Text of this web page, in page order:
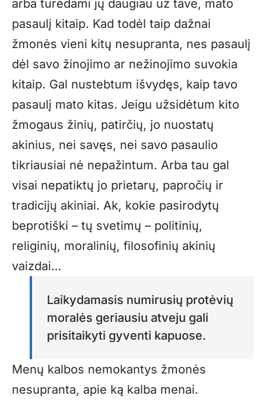
arba turėdami jų daugiau už tave, mato
pasaulį kitaip. Kad todėl taip dažnai
žmonės vieni kitų nesupranta, nes pasaulį
dėl savo žinojimo ar nežinojimo suvokia
kitaip. Gal nustebtum išvydęs, kaip tavo
pasaulį mato kitas. Jeigu užsidėtum kito
žmogaus žinių, patirčių, jo nuostatų
akinius, nei savęs, nei savo pasaulio
tikriausiai nė nepažintum. Arba tau gal
visai nepatiktų jo prietarų, papročių ir
tradicijų akiniai. Ak, kokie pasirodytų
beprotiški – tų svetimų – politinių,
religinių, moralinių, filosofinių akinių
vaizdai…
Laikydamasis numirusių protėvių
moralės geriausiu atveju gali
prisitaikyti gyventi kapuose.
Menų kalbos nemokantys žmonės
nesupranta, apie ką kalba menai.